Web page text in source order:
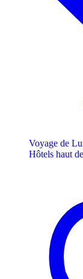
Voyage de
Hôtels haut